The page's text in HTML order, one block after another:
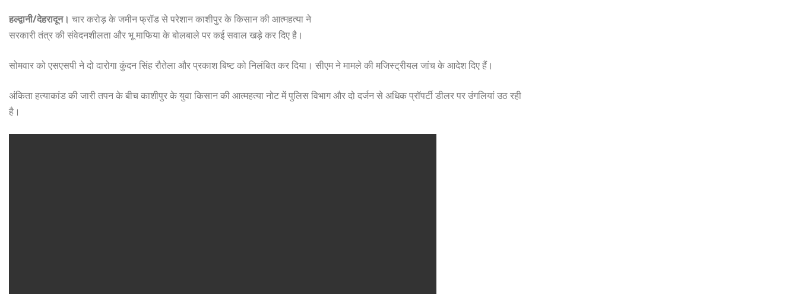
हल्द्वानी/देहरादून। चार करोड़ के जमीन फ्रॉड से परेशान काशीपुर के किसान की आत्महत्या ने
सरकारी तंत्र की संवेदनशीलता और भू माफिया के बोलबाले पर कई सवाल खड़े कर दिए है।
सोमवार को एसएसपी ने दो दारोगा कुंदन सिंह रौतेला और प्रकाश बिष्ट को निलंबित कर दिया। सीएम ने मामले की मजिस्ट्रीयल जांच के आदेश दिए हैं।
अंकिता हत्याकांड की जारी तपन के बीच काशीपुर के युवा किसान की आत्महत्या नोट में पुलिस विभाग और दो दर्जन से अधिक प्रॉपर्टी डीलर पर उंगलियां उठ रही
है।